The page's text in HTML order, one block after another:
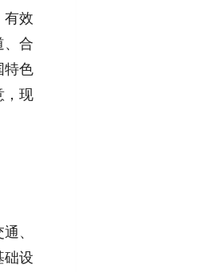
有效
、合
特色
，现
、
础设